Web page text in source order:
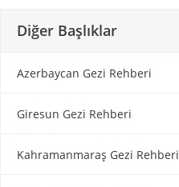
Diğer Başlıklar
Azerbaycan Gezi Rehberi
Giresun Gezi Rehberi
Kahramanmaraş Gezi Rehberi